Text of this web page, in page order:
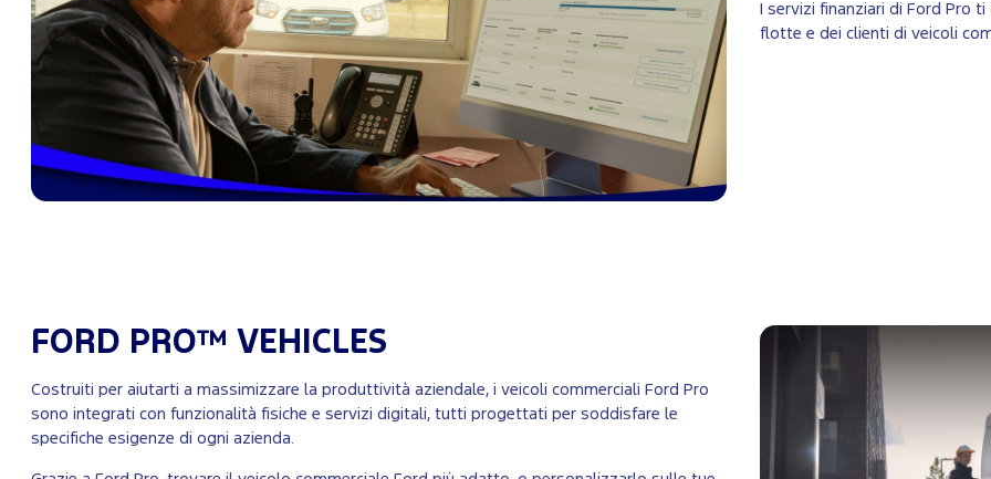
I servizi finanziari di Ford Pro
flotte e dei clienti di veicoli
FORD PRO™ VEHICLES
Costruiti per aiutarti a massimizzare la produttività aziendale, i veicoli commerciali Ford Pro
sono integrati con funzionalità fisiche e servizi digitali, tutti progettati per soddisfare le
specifiche esigenze di ogni azienda.